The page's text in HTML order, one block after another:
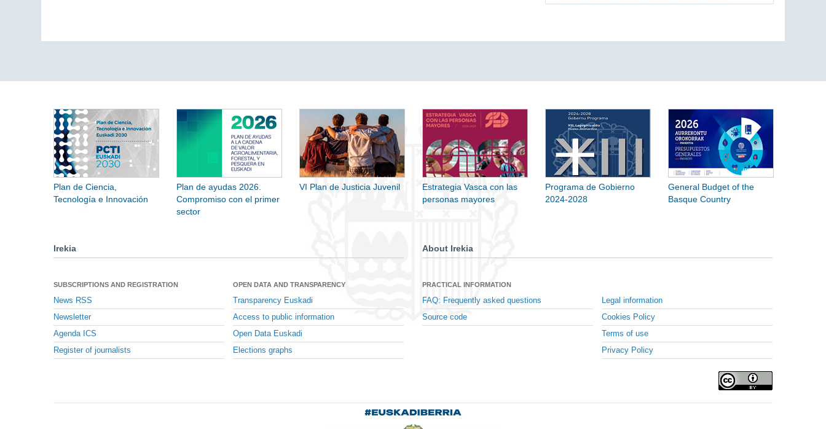
Plan de Ciencia,
Tecnología e Innovación
Plan de ayudas 2026.
Compromiso con el primer
sector
VI Plan de Justicia Juvenil
Estrategia Vasca con las
personas mayores
Programa de Gobierno
2024-2028
General Budget of the
Basque Country
Irekia
SUBSCRIPTIONS AND REGISTRATION
News RSS
Newsletter
Agenda ICS
Register of journalists
OPEN DATA AND TRANSPARENCY
Transparency Euskadi
Access to public information
Open Data Euskadi
Elections graphs
About Irekia
PRACTICAL INFORMATION
FAQ: Frequently asked questions
Source code
Legal information
Cookies Policy
Terms of use
Privacy Policy